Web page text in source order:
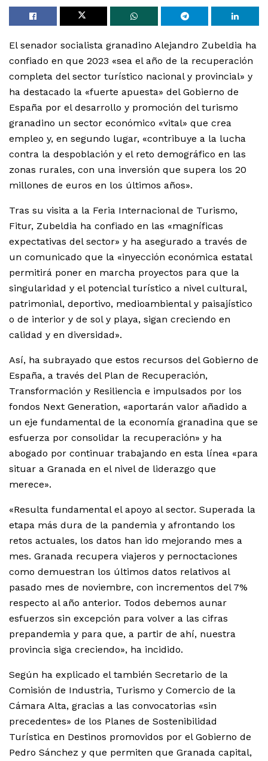
El senador socialista granadino Alejandro Zubeldia ha
confiado en que 2023 «sea el año de la recuperación
completa del sector turístico nacional y provincial» y
ha destacado la «fuerte apuesta» del Gobierno de
España por el desarrollo y promoción del turismo
granadino un sector económico «vital» que crea
empleo y, en segundo lugar, «contribuye a la lucha
contra la despoblación y el reto demográfico en las
zonas rurales, con una inversión que supera los 20
millones de euros en los últimos años».
Tras su visita a la Feria Internacional de Turismo,
Fitur, Zubeldia ha confiado en las «magníficas
expectativas del sector» y ha asegurado a través de
un comunicado que la «inyección económica estatal
permitirá poner en marcha proyectos para que la
singularidad y el potencial turístico a nivel cultural,
patrimonial, deportivo, medioambiental y paisajístico
o de interior y de sol y playa, sigan creciendo en
calidad y en diversidad».
Así, ha subrayado que estos recursos del Gobierno de
España, a través del Plan de Recuperación,
Transformación y Resiliencia e impulsados por los
fondos Next Generation, «aportarán valor añadido a
un eje fundamental de la economía granadina que se
esfuerza por consolidar la recuperación» y ha
abogado por continuar trabajando en esta línea «para
situar a Granada en el nivel de liderazgo que
merece».
«Resulta fundamental el apoyo al sector. Superada la
etapa más dura de la pandemia y afrontando los
retos actuales, los datos han ido mejorando mes a
mes. Granada recupera viajeros y pernoctaciones
como demuestran los últimos datos relativos al
pasado mes de noviembre, con incrementos del 7%
respecto al año anterior. Todos debemos aunar
esfuerzos sin excepción para volver a las cifras
prepandemia y para que, a partir de ahí, nuestra
provincia siga creciendo», ha incidido.
Según ha explicado el también Secretario de la
Comisión de Industria, Turismo y Comercio de la
Cámara Alta, gracias a las convocatorias «sin
precedentes» de los Planes de Sostenibilidad
Turística en Destinos promovidos por el Gobierno de
Pedro Sánchez y que permiten que Granada capital,